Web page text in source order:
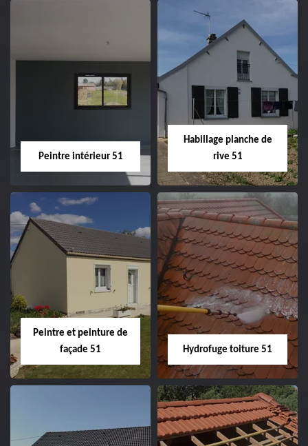
51
Nettoyage et
ravalement de
façade 51
Peintre intérieur 51
Peintre intérieur
Habillage planche de
rive 51
Habillage planche
de rive 51
Peintre et peinture de
façade 51
Hydrofuge toiture 51